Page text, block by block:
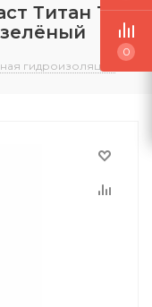
Титан Top
гидроизоляция
0